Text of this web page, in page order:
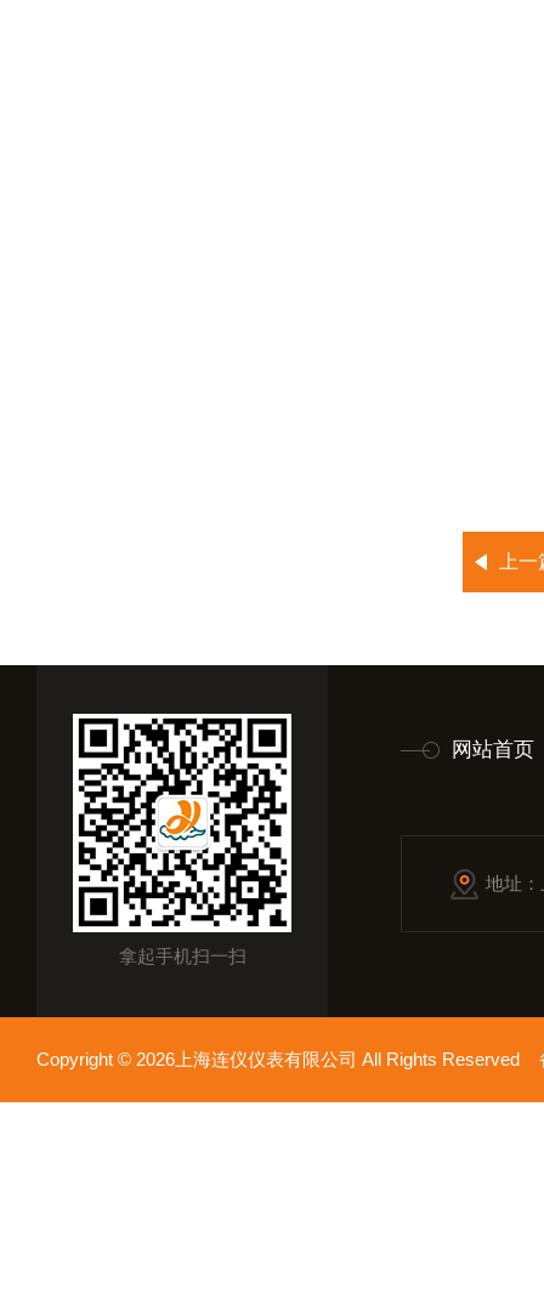
上
拿起手机扫一扫
网站首页
地址
Copyright © 2026上海连仪仪表有限公司 All Rights Reserved